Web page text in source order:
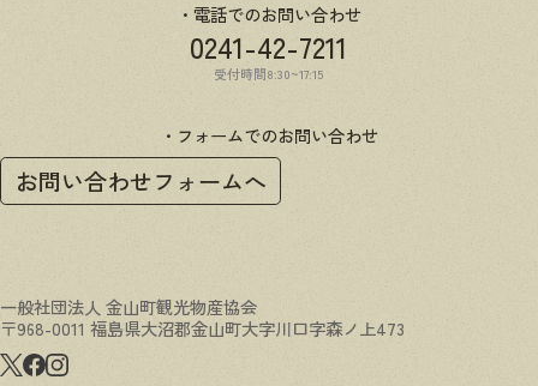
電話でのお問い合わせ
0241-42-7211
受付時間8:30~17:15
フォームでのお問い合わせ
お問い合わせフォームへ
一般社団法人 金山町観光物産協会
〒968-0011 福島県大沼郡金山町大字川口字森ノ上473